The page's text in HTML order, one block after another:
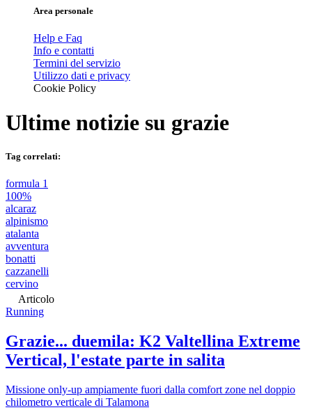
Area personale
Help e Faq
Info e contatti
Termini del servizio
Utilizzo dati e privacy
Cookie Policy
Ultime notizie su grazie
Tag correlati:
formula 1
100%
alcaraz
alpinismo
atalanta
avventura
bonatti
cazzanelli
cervino
Articolo
Running
Grazie... duemila: K2 Valtellina Extreme
Vertical, l'estate parte in salita
Missione only-up ampiamente fuori dalla comfort zone nel doppio
chilometro verticale di Talamona